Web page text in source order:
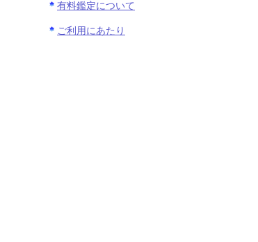
有料鑑定について
ご利用にあたり